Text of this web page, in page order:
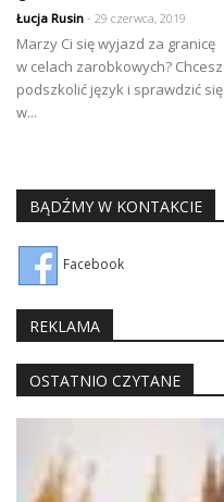
Łucja Rusin - 29 czerwca, 2019
Marzy Ci się wyjazd za granicę
w celach zarobkowych? Chcesz
podszkolić język i sprawdzić się
w...
BĄDŹMY W KONTAKCIE
Facebook
REKLAMA
OSTATNIO CZYTANE